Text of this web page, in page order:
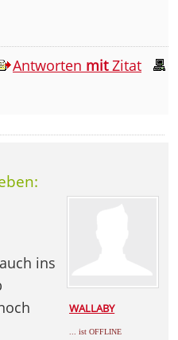
Antworten mitZitat
WALLABY
... ist OFFLINE
ins